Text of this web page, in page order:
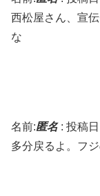
西松屋さん、宣
な
名前:匿名: 投稿
多分戻るよ。フ